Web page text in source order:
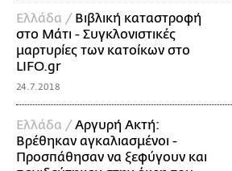
Ελλάδα / Βιβλική καταστροφή
στο Μάτι - Συγκλονιστικές
μαρτυρίες των κατοίκων στο
LIFO.gr
24.7.2018
Ελλάδα /Αργυρή Ακτή:
Βρέθηκαν αγκαλιασμένοι -
Προσπάθησαν να ξεφύγουν και